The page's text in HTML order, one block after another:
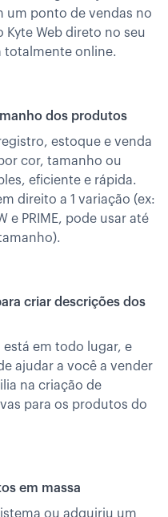
um ponto de vendas no
Web direto no seu
totalmente online.
dos produtos
estoque e venda
cor, tamanho ou
eficiente e rápida.
direito a 1 variação (ex:
e PRIME, pode usar até
criar descrições dos
em todo lugar, e
ajudar a você a vender
na criação de
para os produtos do
em massa
ou adquiriu um